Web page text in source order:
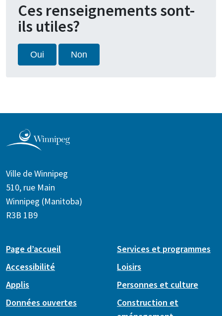
Ces renseignements sont-
ils utiles?
Oui Non
Ville de Winnipeg
510, rue Main
Winnipeg (Manitoba)
R3B 1B9
Page d’accueil
Accessibilité
Applis
Données ouvertes
Services et programmes
Loisirs
Personnes et culture
Construction et